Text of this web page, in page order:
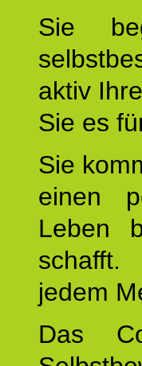
Sie
aktiv
Sie es
Sie
einen
Leben
schafft.
jedem
Das